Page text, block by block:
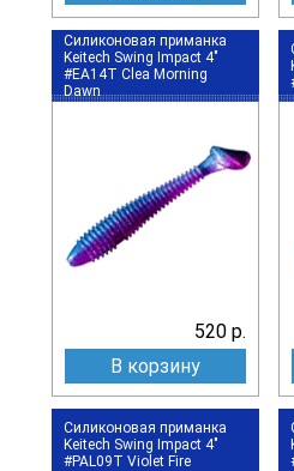
Силиконовая приманка
Keitech Swing Impact 4"
#EA14T Clea Morning
Dawn
520 р.
В корзину
Силиконовая приманка
Keitech Swing Impact 4"
#PAL09T Violet Fire